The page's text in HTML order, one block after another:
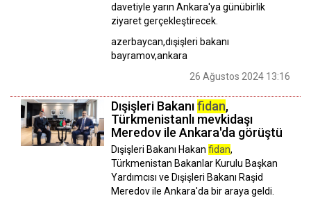
davetiyle yarın Ankara'ya günübirlik
ziyaret gerçekleştirecek.
azerbaycan,dışişleri bakanı
bayramov,ankara
26 Ağustos 2024 13:16
Dışişleri Bakanıfidan,
Türkmenistanlı mevkidaşı
Meredov ile Ankara'da görüştü
Dışişleri Bakanı Hakan fidan,
Türkmenistan Bakanlar Kurulu Başkan
Yardımcısı ve Dışişleri Bakanı Raşid
Meredov ile Ankara'da bir araya geldi.